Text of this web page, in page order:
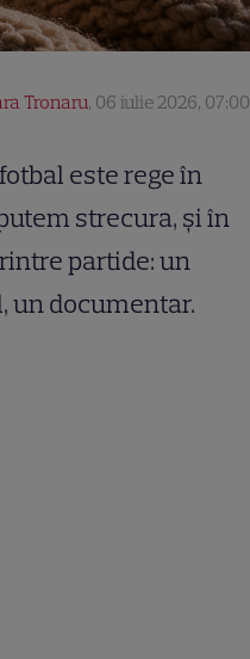
Tronaru, 06 iulie 2026, 07:00
este rege în
strecura, și în
partide: un
un documentar.